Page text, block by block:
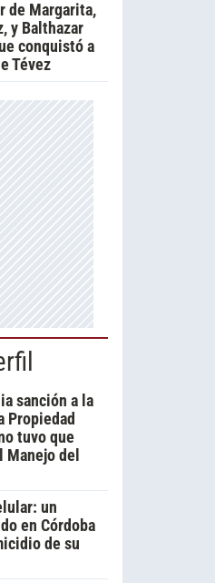
de Margarita,
y Balthazar
conquistó a
Tévez
sanción a la
Propiedad
tuvo que
del
un
en Córdoba
de su